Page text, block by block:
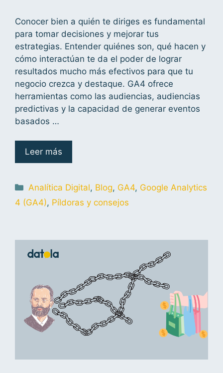
Conocer bien a quién te diriges es fundamental
para tomar decisiones y mejorar tus
estrategias. Entender quiénes son, qué hacen y
cómo interactúan te da el poder de lograr
resultados mucho más efectivos para que tu
negocio crezca y destaque. GA4 ofrece
herramientas como las audiencias, audiencias
predictivas y la capacidad de generar eventos
basados …
Leer más
Analítica Digital, Blog, GA4, Google Analytics
4 (GA4), Píldoras y consejos